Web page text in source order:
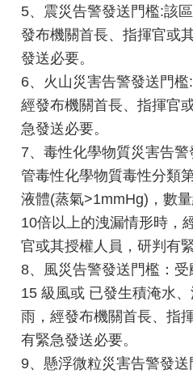
區
民
力
園
地
政
府
資
訊
公
開
公
文
公
開
專
區
5、震災告警發送門檻:該
發布機關首長、指揮官或
發送必要。
6、火山災害告警發送門檻
經發布機關首長、指揮官
急發送必要。
7、毒性化學物質災害告
管毒性化學物質毒性分類
液體(蒸氣>1mmHg)，數
10倍以上的洩漏情形時，
官或其授權人員，研判有
8、風災告警發送門檻：
15 級風或 已發生積淹水
雨，經發布機關首長、指
有緊急發送必要。
9、懸浮微粒災害告警發